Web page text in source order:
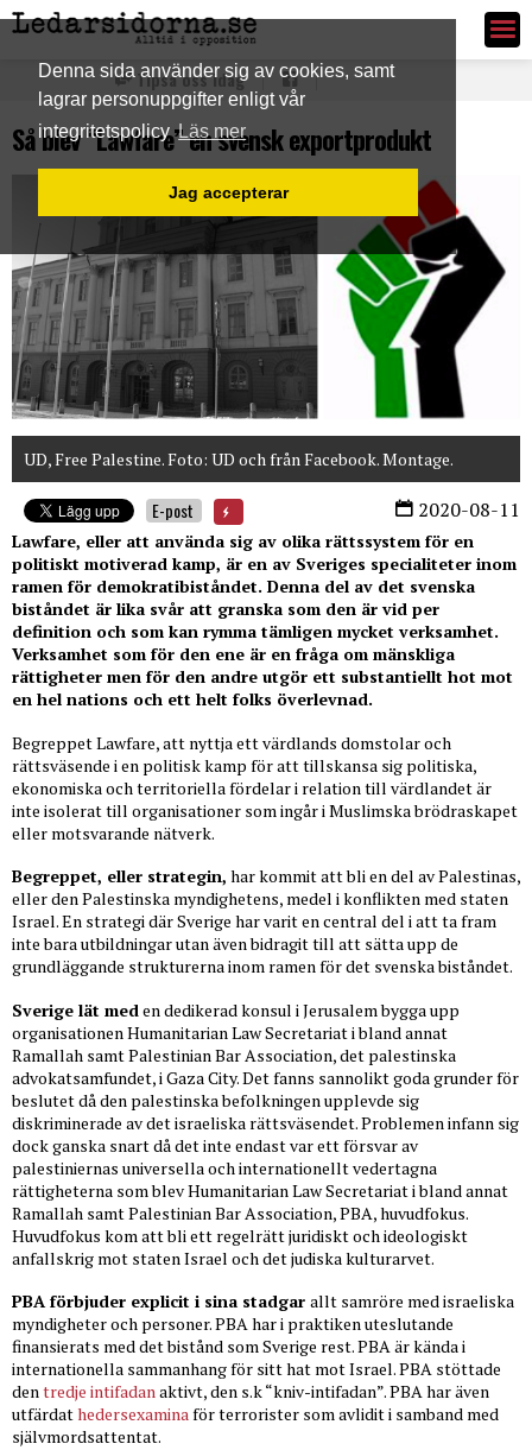
Denna sida använder sig av cookies, samt
lagrar personuppgifter enligt vår
integritetspolicy Läs mer
Jag accepterar
Ledarsidorna.se
Tipsa oss idag
Så blev “Lawfare” en svensk exportprodukt
UD, Free Palestine. Foto: UD och från Facebook. Montage.
2020-08-11
E-post
Lawfare, eller att använda sig av olika rättssystem för en
politiskt motiverad kamp, är en av Sveriges specialiteter inom
ramen för demokratibiståndet. Denna del av det svenska
biståndet är lika svår att granska som den är vid per
definition och som kan rymma tämligen mycket verksamhet.
Verksamhet som för den ene är en fråga om mänskliga
rättigheter men för den andre utgör ett substantiellt hot mot
en hel nations och ett helt folks överlevnad.
Begreppet Lawfare, att nyttja ett värdlands domstolar och
rättsväsende i en politisk kamp för att tillskansa sig politiska,
ekonomiska och territoriella fördelar i relation till värdlandet är
inte isolerat till organisationer som ingår i Muslimska brödraskapet
eller motsvarande nätverk.
Begreppet, eller strategin, har kommit att bli en del av Palestinas,
eller den Palestinska myndighetens, medel i konflikten med staten
Israel. En strategi där Sverige har varit en central del i att ta fram
inte bara utbildningar utan även bidragit till att sätta upp de
grundläggande strukturerna inom ramen för det svenska biståndet.
Sverige lät med en dedikerad konsul i Jerusalem bygga upp
organisationen Humanitarian Law Secretariat i bland annat
Ramallah samt Palestinian Bar Association, det palestinska
advokatsamfundet, i Gaza City. Det fanns sannolikt goda grunder för
beslutet då den palestinska befolkningen upplevde sig
diskriminerade av det israeliska rättsväsendet. Problemen infann sig
dock ganska snart då det inte endast var ett försvar av
palestiniernas universella och internationellt vedertagna
rättigheterna som blev Humanitarian Law Secretariat i bland annat
Ramallah samt Palestinian Bar Association, PBA, huvudfokus.
Huvudfokus kom att bli ett regelrätt juridiskt och ideologiskt
anfallskrig mot staten Israel och det judiska kulturarvet.
PBA förbjuder explicit i sina stadgar allt samröre med israeliska
myndigheter och personer. PBA har i praktiken uteslutande
finansierats med det bistånd som Sverige rest. PBA är kända i
internationella sammanhang för sitt hat mot Israel. PBA stöttade
dentredje intifadanaktivt, den s.k “kniv-intifadan”. PBA har även
utfärdathedersexaminaför terrorister som avlidit i samband med
självmordsattentat.